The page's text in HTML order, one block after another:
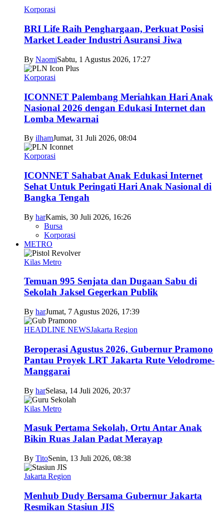
Korporasi
BRI Life Raih Penghargaan, Perkuat Posisi
Market Leader Industri Asuransi Jiwa
By NaomiSabtu, 1 Agustus 2026, 17:27
Korporasi
ICONNET Palembang Meriahkan Hari Anak
Nasional 2026 dengan Edukasi Internet dan
Lomba Mewarnai
By ilhamJumat, 31 Juli 2026, 08:04
Korporasi
ICONNET Sahabat Anak Edukasi Internet
Sehat Untuk Peringati Hari Anak Nasional di
Bangka Tengah
By harKamis, 30 Juli 2026, 16:26
Bursa
Korporasi
METRO
Kilas Metro
Temuan 995 Senjata dan Dugaan Sabu di
Sekolah Jaksel Gegerkan Publik
By harJumat, 7 Agustus 2026, 17:39
HEADLINE NEWSJakarta Region
Beroperasi Agustus 2026, Gubernur Pramono
Pantau Proyek LRT Jakarta Rute Velodrome-
Manggarai
By harSelasa, 14 Juli 2026, 20:37
Kilas Metro
Masuk Pertama Sekolah, Ortu Antar Anak
Bikin Ruas Jalan Padat Merayap
By TitoSenin, 13 Juli 2026, 08:38
Jakarta Region
Menhub Dudy Bersama Gubernur Jakarta
Resmikan Stasiun JIS